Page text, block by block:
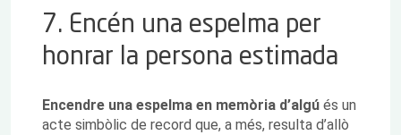
7. Encén una espelma per
honrar la persona estimada
Encendre una espelma en memòria d’algú és un
acte simbòlic de record que, a més, resulta d’allò